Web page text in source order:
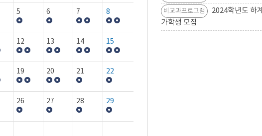
5 6 7 8
12 13 14 15
19 20 21 22
26 27 28 29
비교과프로그램
2024학년도 하
가학생 모집